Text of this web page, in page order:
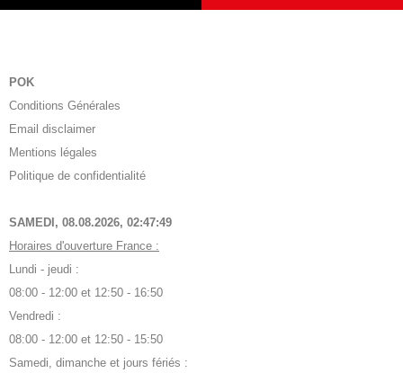
POK
Conditions Générales
Email disclaimer
Mentions légales
Politique de confidentialité
SAMEDI, 08.08.2026, 02:47:50
Horaires d'ouverture France :
Lundi - jeudi :
08:00 - 12:00 et 12:50 - 16:50
Vendredi :
08:00 - 12:00 et 12:50 - 15:50
Samedi, dimanche et jours fériés :